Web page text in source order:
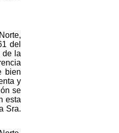
del
de la
bien
y
se
esta
Sra.